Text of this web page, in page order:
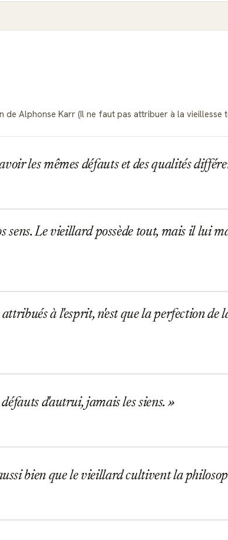
Alphonse Karr (Il ne faut pas attribuer à la vieillesse
les mêmes défauts et des qualités
sens. Le vieillard possède tout, mais il lui
à l'esprit, n'est que la perfection de
d'autrui, jamais les siens.
bien que le vieillard cultivent la